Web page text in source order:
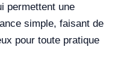
permettent une
simple, faisant de
pour toute pratique